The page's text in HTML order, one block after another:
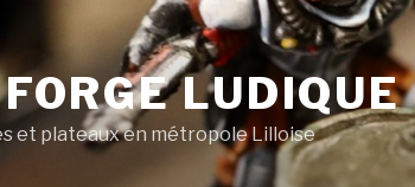
LUDIQUE
et plateaux en métropole Lilloise